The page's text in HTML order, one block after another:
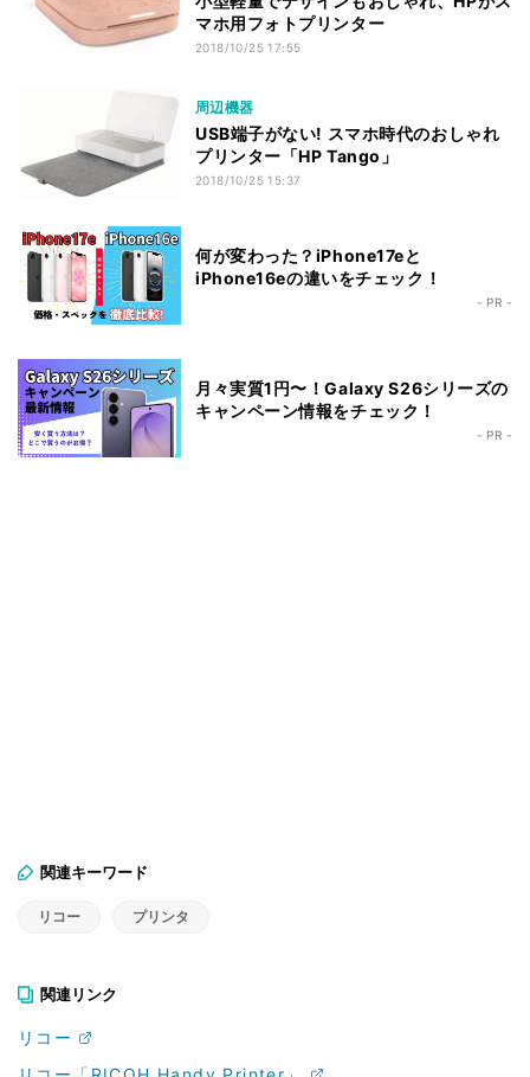
マホ用フォトプリンター
2018/10/25 17:55
周辺機器
USB端子がない! スマホ時代のおしゃれ
プリンター「HP Tango」
2018/10/25 15:37
何が変わった？iPhone17eと
iPhone16eの違いをチェック！
- PR -
月々実質1円〜！Galaxy S26シリーズの
キャンペーン情報をチェック！
- PR -
関連キーワード
リコー プリンタ
関連リンク
リコー